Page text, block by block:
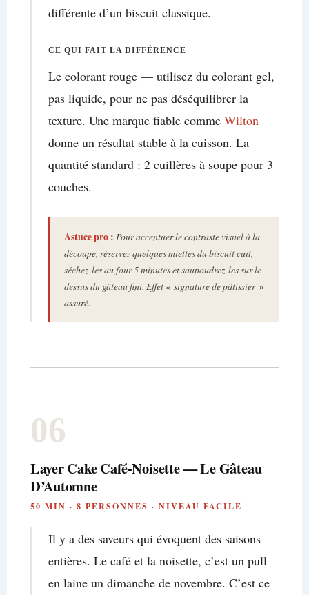
différente d’un biscuit classique.
CE QUI FAIT LA DIFFÉRENCE
Le colorant rouge — utilisez du colorant gel,
pas liquide, pour ne pas déséquilibrer la
texture. Une marque fiable comme Wilton
donne un résultat stable à la cuisson. La
quantité standard : 2 cuillères à soupe pour 3
couches.
Astuce pro : Pour accentuer le contraste visuel à la
découpe, réservez quelques miettes du biscuit cuit,
séchez-les au four 5 minutes et saupoudrez-les sur le
dessus du gâteau fini. Effet « signature de pâtissier »
assuré.
06
Layer Cake Café-Noisette — Le Gâteau
D’Automne
50 MIN · 8 PERSONNES · NIVEAU FACILE
Il y a des saveurs qui évoquent des saisons
entières. Le café et la noisette, c’est un pull
en laine un dimanche de novembre. C’est ce